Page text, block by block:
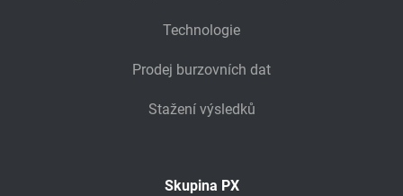
Technologie
Prodej burzovních dat
Stažení výsledků
Skupina PX